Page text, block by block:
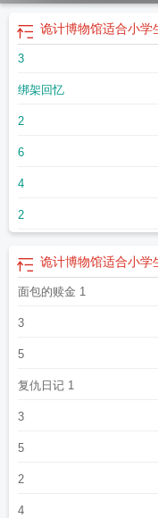
体。嫌疑人本是传言中的神秘
悬案：河畔第二次杀人事件同
样年龄的被害人！数十年前的
衅？
生看吗诡计博物馆电视剧 诡
物馆三重密室手法
物馆是本格推理吗
诡计博物
物馆主要内容
合初中生看吗
诡计博物馆适合小学
3
绑架回忆
2
6
4
2
诡计博物馆适合小学
面包的赎金 1
3
5
复仇日记 1
3
5
2
4